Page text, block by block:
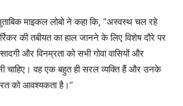
माइकल लोबो ने कहा कि, ”अस्वस्थ चल रहे
की तबीयत का हाल जानने के लिए विशेष दौरे पर
और विनम्रता को सभी गोवा वासियों और
चाहिए। वह एक बहुत ही सरल व्यक्ति हैं और उनके
को आवश्यकता है।”